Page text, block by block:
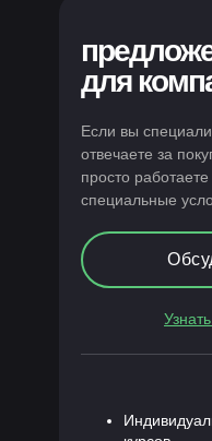
для
Если вы
отвечаете за
просто
специальные